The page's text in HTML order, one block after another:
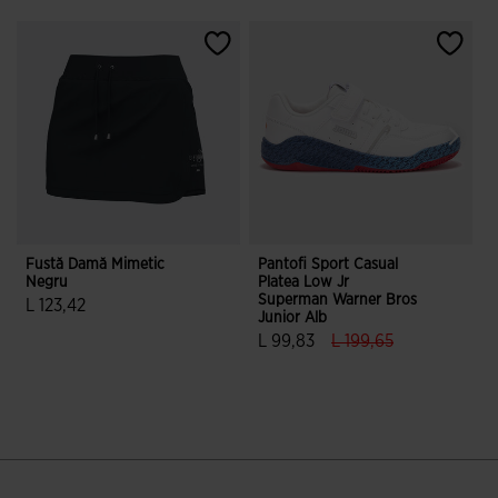
Fustă Damă Mimetic
Negru
L 123,42
Pantofi Sport Casual
Platea Low Jr
Superman Warner Bros
Junior Alb
L 99,83 L 199,65label.price.to